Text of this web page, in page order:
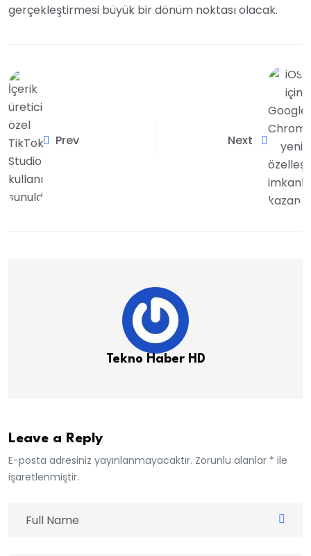
gerçekleştirmesi büyük bir dönüm noktası olacak.
Prev Next
Tekno Haber HD
Leave a Reply
E-posta adresiniz yayınlanmayacaktır. Zorunlu alanlar * ile
işaretlenmiştir.